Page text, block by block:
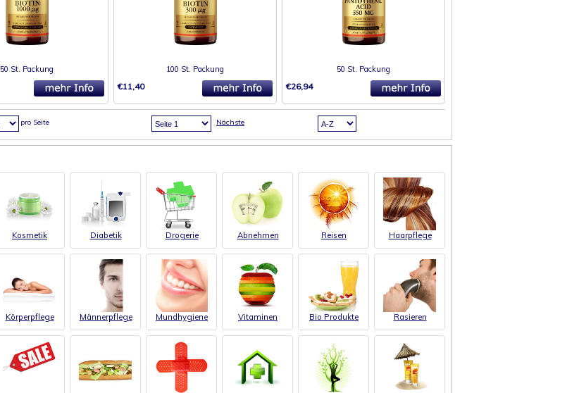
50 St. Packung 100 St. Packung
€11,40
50 St. Packung
€26,94
pro Seite Nächste
Kosmetik Diabetik Drogerie Abnehmen Reisen Haarpflege
Körperpflege Männerpflege Mundhygiene Vitaminen Bio Produkte Rasieren